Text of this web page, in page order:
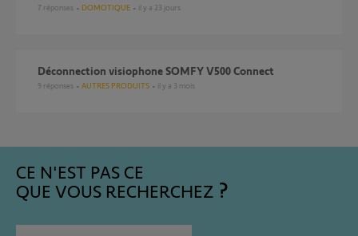
7 réponses DOMOTIQUE il y a 23 jours
Déconnection visiophone SOMFY V500 Connect
9 réponses AUTRES PRODUITS il y a 3 mois
CE N'EST PAS CE
QUE VOUS RECHERCHEZ